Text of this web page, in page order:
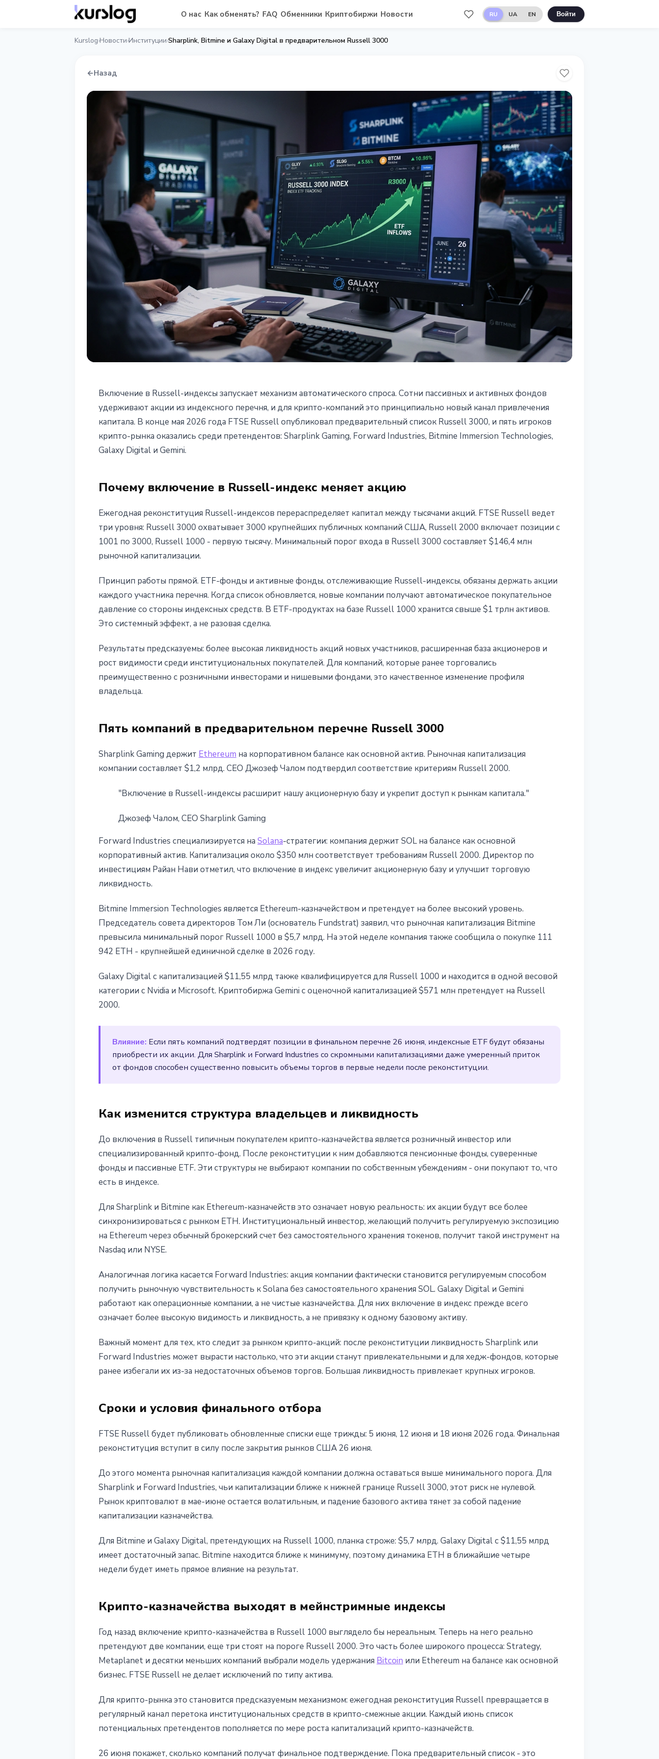
О нас Как обменять? FAQ Обменники Криптобиржи Новости RU UA EN Войти
Kurslog›Новости›Институции›Sharplink, Bitmine и Galaxy Digital в предварительном Russell 3000
←Назад
Sharplink, Bitmine и Galaxy Digital в
предварительном Russell 3000
27 мая 2026 г.4 мин чтения
Включение в Russell-индексы запускает механизм автоматического спроса. Сотни пассивных и активных фондов
удерживают акции из индексного перечня, и для крипто-компаний это принципиально новый канал привлечения
капитала. В конце мая 2026 года FTSE Russell опубликовал предварительный список Russell 3000, и пять игроков
крипто-рынка оказались среди претендентов: Sharplink Gaming, Forward Industries, Bitmine Immersion Technologies,
Galaxy Digital и Gemini.
Почему включение в Russell-индекс меняет акцию
Ежегодная реконституция Russell-индексов перераспределяет капитал между тысячами акций. FTSE Russell ведет
три уровня: Russell 3000 охватывает 3000 крупнейших публичных компаний США, Russell 2000 включает позиции с
1001 по 3000, Russell 1000 - первую тысячу. Минимальный порог входа в Russell 3000 составляет $146,4 млн
рыночной капитализации.
Принцип работы прямой. ETF-фонды и активные фонды, отслеживающие Russell-индексы, обязаны держать акции
каждого участника перечня. Когда список обновляется, новые компании получают автоматическое покупательное
давление со стороны индексных средств. В ETF-продуктах на базе Russell 1000 хранится свыше $1 трлн активов.
Это системный эффект, а не разовая сделка.
Результаты предсказуемы: более высокая ликвидность акций новых участников, расширенная база акционеров и
рост видимости среди институциональных покупателей. Для компаний, которые ранее торговались
преимущественно с розничными инвесторами и нишевыми фондами, это качественное изменение профиля
владельца.
Пять компаний в предварительном перечне Russell 3000
Sharplink Gaming держит Ethereum на корпоративном балансе как основной актив. Рыночная капитализация
компании составляет $1,2 млрд. CEO Джозеф Чалом подтвердил соответствие критериям Russell 2000.
"Включение в Russell-индексы расширит нашу акционерную базу и укрепит доступ к рынкам капитала."
Джозеф Чалом, CEO Sharplink Gaming
Forward Industries специализируется на Solana-стратегии: компания держит SOL на балансе как основной
корпоративный актив. Капитализация около $350 млн соответствует требованиям Russell 2000. Директор по
инвестициям Райан Нави отметил, что включение в индекс увеличит акционерную базу и улучшит торговую
ликвидность.
Bitmine Immersion Technologies является Ethereum-казначейством и претендует на более высокий уровень.
Председатель совета директоров Том Ли (основатель Fundstrat) заявил, что рыночная капитализация Bitmine
превысила минимальный порог Russell 1000 в $5,7 млрд. На этой неделе компания также сообщила о покупке 111
942 ETH - крупнейшей единичной сделке в 2026 году.
Galaxy Digital с капитализацией $11,55 млрд также квалифицируется для Russell 1000 и находится в одной весовой
категории с Nvidia и Microsoft. Криптобиржа Gemini с оценочной капитализацией $571 млн претендует на Russell
2000.
Влияние: Если пять компаний подтвердят позиции в финальном перечне 26 июня, индексные ETF будут обязаны
приобрести их акции. Для Sharplink и Forward Industries со скромными капитализациями даже умеренный приток
от фондов способен существенно повысить объемы торгов в первые недели после реконституции.
Как изменится структура владельцев и ликвидность
До включения в Russell типичным покупателем крипто-казначейства является розничный инвестор или
специализированный крипто-фонд. После реконституции к ним добавляются пенсионные фонды, суверенные
фонды и пассивные ETF. Эти структуры не выбирают компании по собственным убеждениям - они покупают то, что
есть в индексе.
Для Sharplink и Bitmine как Ethereum-казначейств это означает новую реальность: их акции будут все более
синхронизироваться с рынком ETH. Институциональный инвестор, желающий получить регулируемую экспозицию
на Ethereum через обычный брокерский счет без самостоятельного хранения токенов, получит такой инструмент на
Nasdaq или NYSE.
Аналогичная логика касается Forward Industries: акция компании фактически становится регулируемым способом
получить рыночную чувствительность к Solana без самостоятельного хранения SOL. Galaxy Digital и Gemini
работают как операционные компании, а не чистые казначейства. Для них включение в индекс прежде всего
означает более высокую видимость и ликвидность, а не привязку к одному базовому активу.
Важный момент для тех, кто следит за рынком крипто-акций: после реконституции ликвидность Sharplink или
Forward Industries может вырасти настолько, что эти акции станут привлекательными и для хедж-фондов, которые
ранее избегали их из-за недостаточных объемов торгов. Большая ликвидность привлекает крупных игроков.
Сроки и условия финального отбора
FTSE Russell будет публиковать обновленные списки еще трижды: 5 июня, 12 июня и 18 июня 2026 года. Финальная
реконституция вступит в силу после закрытия рынков США 26 июня.
До этого момента рыночная капитализация каждой компании должна оставаться выше минимального порога. Для
Sharplink и Forward Industries, чьи капитализации ближе к нижней границе Russell 3000, этот риск не нулевой.
Рынок криптовалют в мае-июне остается волатильным, и падение базового актива тянет за собой падение
капитализации казначейства.
Для Bitmine и Galaxy Digital, претендующих на Russell 1000, планка строже: $5,7 млрд. Galaxy Digital с $11,55 млрд
имеет достаточный запас. Bitmine находится ближе к минимуму, поэтому динамика ETH в ближайшие четыре
недели будет иметь прямое влияние на результат.
Крипто-казначейства выходят в мейнстримные индексы
Год назад включение крипто-казначейства в Russell 1000 выглядело бы нереальным. Теперь на него реально
претендуют две компании, еще три стоят на пороге Russell 2000. Это часть более широкого процесса: Strategy,
Metaplanet и десятки меньших компаний выбрали модель удержания Bitcoin или Ethereum на балансе как основной
бизнес. FTSE Russell не делает исключений по типу актива.
Для крипто-рынка это становится предсказуемым механизмом: ежегодная реконституция Russell превращается в
регулярный канал перетока институциональных средств в крипто-смежные акции. Каждый июнь список
потенциальных претендентов пополняется по мере роста капитализаций крипто-казначейств.
26 июня покажет, сколько компаний получат финальное подтверждение. Пока предварительный список - это